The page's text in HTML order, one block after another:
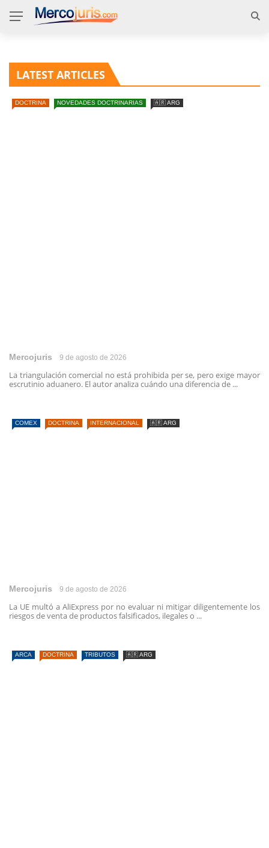
LATEST ARTICLES
DOCTRINA NOVEDADES DOCTRINARIAS 🇦🇷 ARG
Mercojuris 9 de agosto de 2026
La triangulación comercial no está prohibida per se, pero exige mayor
escrutinio aduanero. El autor analiza cuándo una diferencia de ...
COMEX DOCTRINA INTERNACIONAL 🇦🇷 ARG
Mercojuris 9 de agosto de 2026
La UE multó a AliExpress por no evaluar ni mitigar diligentemente los
riesgos de venta de productos falsificados, ilegales o ...
ARCA DOCTRINA TRIBUTOS 🇦🇷 ARG